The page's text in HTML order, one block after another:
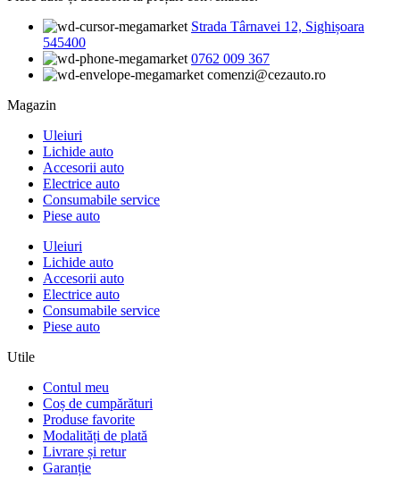
Strada Târnavei 12, Sighișoara
545400
0762 009 367
comenzi@cezauto.ro
Magazin
Uleiuri
Lichide auto
Accesorii auto
Electrice auto
Consumabile service
Piese auto
Uleiuri
Lichide auto
Accesorii auto
Electrice auto
Consumabile service
Piese auto
Utile
Contul meu
Coș de cumpărături
Produse favorite
Modalități de plată
Livrare și retur
Garanție